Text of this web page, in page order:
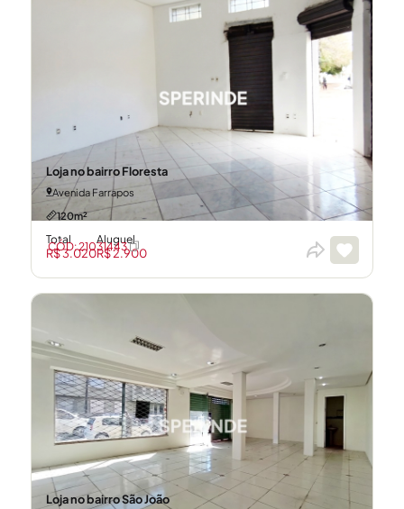
Loja no bairro Floresta
Avenida Farrapos
120m²
Total
R$ 3.020
Aluguel
R$ 2.900
CÓD: 21031443
Loja no bairro São João